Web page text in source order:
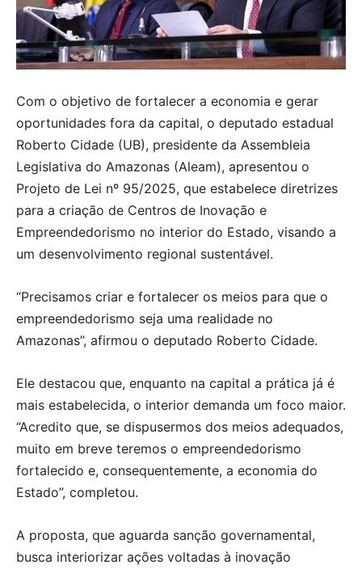
Com o objetivo de fortalecer a economia e gerar
oportunidades fora da capital, o deputado estadual
Roberto Cidade (UB), presidente da Assembleia
Legislativa do Amazonas (Aleam), apresentou o
Projeto de Lei nº 95/2025, que estabelece diretrizes
para a criação de Centros de Inovação e
Empreendedorismo no interior do Estado, visando a
um desenvolvimento regional sustentável.
“Precisamos criar e fortalecer os meios para que o
empreendedorismo seja uma realidade no
Amazonas”, afirmou o deputado Roberto Cidade.
Ele destacou que, enquanto na capital a prática já é
mais estabelecida, o interior demanda um foco maior.
“Acredito que, se dispusermos dos meios adequados,
muito em breve teremos o empreendedorismo
fortalecido e, consequentemente, a economia do
Estado”, completou.
A proposta, que aguarda sanção governamental,
busca interiorizar ações voltadas à inovação